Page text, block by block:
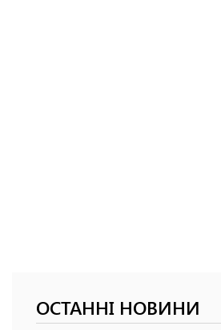
ОСТАННІ НОВИНИ